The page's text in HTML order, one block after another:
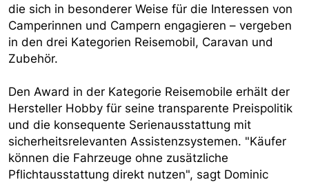
die sich in besonderer Weise für die Interessen von
Camperinnen und Campern engagieren – vergeben
in den drei Kategorien Reisemobil, Caravan und
Zubehör.
Den Award in der Kategorie Reisemobile erhält der
Hersteller Hobby für seine transparente Preispolitik
und die konsequente Serienausstattung mit
sicherheitsrelevanten Assistenzsystemen. "Käufer
können die Fahrzeuge ohne zusätzliche
Pflichtausstattung direkt nutzen", sagt Dominic